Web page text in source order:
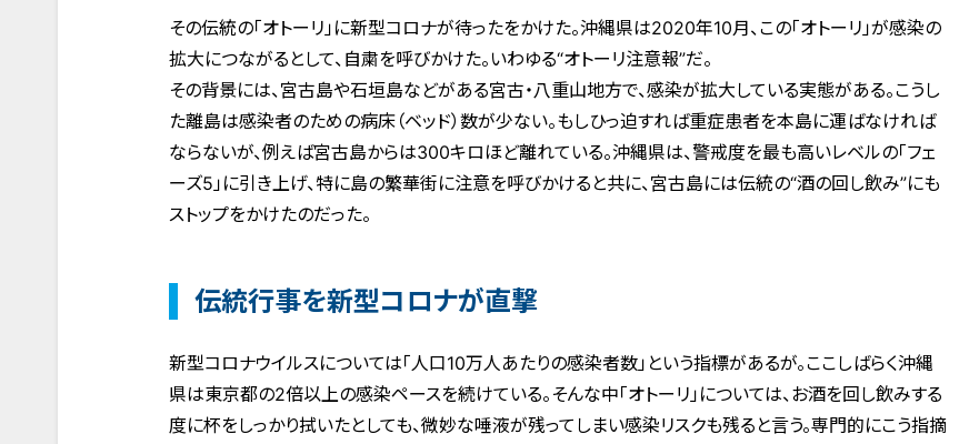
その伝統の「オトーリ」に新型コロナが待ったをかけた。沖縄県は2020年10月、この「オトーリ」が感染の
拡大につながるとして、自粛を呼びかけた。いわゆる“オトーリ注意報”だ。
その背景には、宮古島や石垣島などがある宮古・八重山地方で、感染が拡大している実態がある。こうし
た離島は感染者のための病床（ベッド）数が少ない。もしひっ迫すれば重症患者を本島に運ばなければ
ならないが、例えば宮古島からは300キロほど離れている。沖縄県は、警戒度を最も高いレベルの「フェ
ーズ5」に引き上げ、特に島の繁華街に注意を呼びかけると共に、宮古島には伝統の“酒の回し飲み”にも
ストップをかけたのだった。
伝統行事を新型コロナが直撃
新型コロナウイルスについては「人口10万人あたりの感染者数」という指標があるが。ここしばらく沖縄
県は東京都の2倍以上の感染ペースを続けている。そんな中「オトーリ」については、お酒を回し飲みする
度に杯をしっかり拭いたとしても、微妙な唾液が残ってしまい感染リスクも残ると言う。専門的にこう指摘